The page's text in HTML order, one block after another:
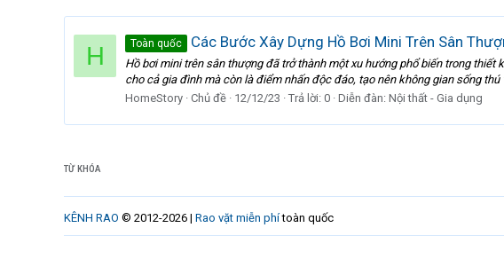
H Toàn quốc Các Bước Xây Dựng Hồ Bơi Mini Trên Sân
Hồ bơi mini trên sân thượng đã trở thành một xu hướng phổ biến trong
cho cả gia đình mà còn là điểm nhấn độc đáo, tạo nên không gian sống thú
HomeStory Chủ đề 12/12/23 Trả lời: 0 Diễn đàn: Nội thất - Gia dụng
TỪ KHÓA
KÊNH RAO © 2012-2026 | Rao vặt miễn phítoàn quốc